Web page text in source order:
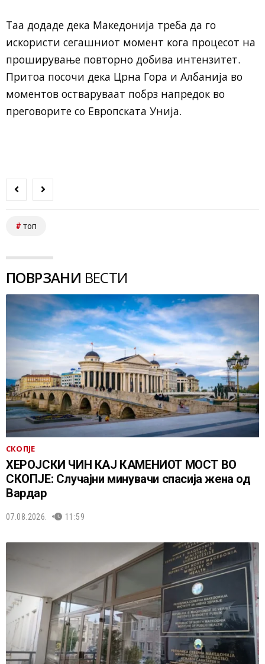
Таа додаде дека Македонија треба да го
искористи сегашниот момент кога процесот на
проширување повторно добива интензитет.
Притоа посочи дека Црна Гора и Албанија во
моментов остваруваат побрз напредок во
преговорите со Европската Унија.
топ
ПОВРЗАНИ ВЕСТИ
СКОПЈЕ
ХЕРОЈСКИ ЧИН КАЈ КАМЕНИОТ МОСТ ВО
СКОПЈЕ: Случајни минувачи спасија жена од
Вардар
07.08.2026. 11:59